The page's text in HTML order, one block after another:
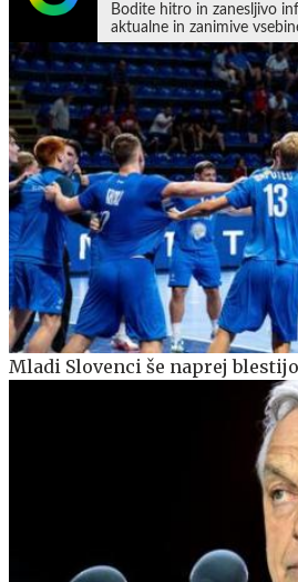
Bodite hitro in zanesljivo
aktualne in zanimive
Mladi Slovenci še naprej blestijo